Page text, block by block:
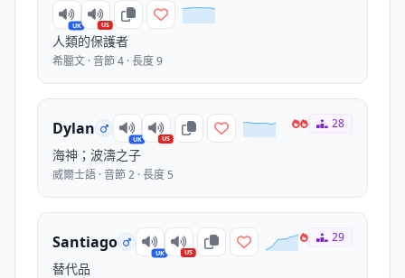
UK US
人類的保護者
希臘文 · 音節 4 · 長度 9
Dylan
UK US
海神；波濤之子
威爾士語 · 音節 2 · 長度 5
28
Santiago
UK US
替代品
29